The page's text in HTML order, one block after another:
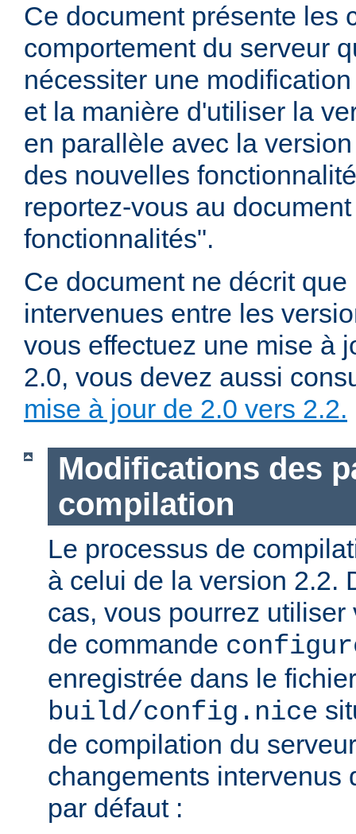
Ce document présente les
comportement du serveur
nécessiter une
et la manière d'utiliser la
en parallèle avec la
des nouvelles
reportez-vous au
fonctionnalités".
Ce document ne décrit
intervenues entre les
vous effectuez une mise à
2.0, vous devez aussi
mise à jour de 2.0 vers 2.2.
Modifications des
compilation
Le processus de
à celui de la version 2.2.
cas, vous pourrez
de commande
enregistrée dans le fichier
build/config.nice
de compilation du
changements intervenus
par défaut :